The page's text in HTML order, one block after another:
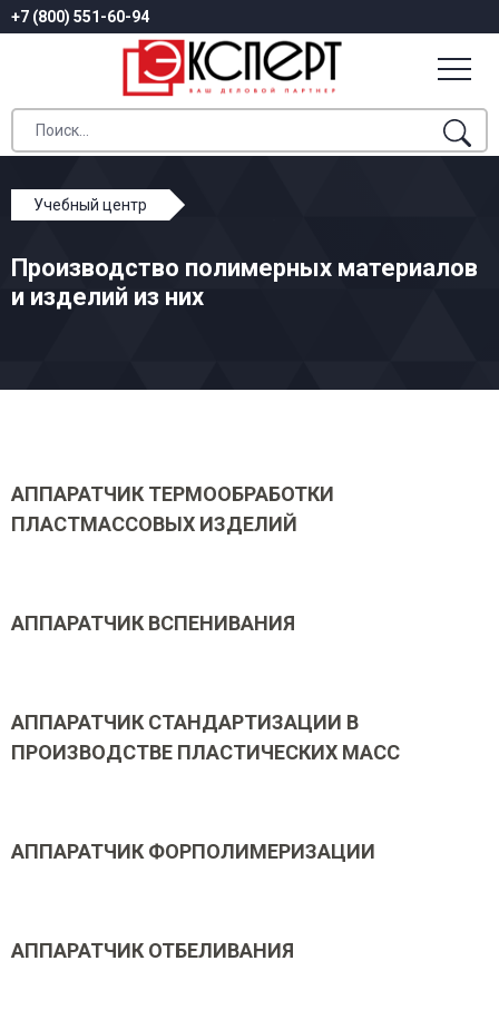
+7 (800) 551-60-94
Учебный центр
Производство полимерных материалов и изделий из
них
Производство полимерных материалов
и изделий из них
АППАРАТЧИК ТЕРМООБРАБОТКИ
ПЛАСТМАССОВЫХ ИЗДЕЛИЙ
АППАРАТЧИК ВСПЕНИВАНИЯ
АППАРАТЧИК СТАНДАРТИЗАЦИИ В
ПРОИЗВОДСТВЕ ПЛАСТИЧЕСКИХ МАСС
АППАРАТЧИК ФОРПОЛИМЕРИЗАЦИИ
АППАРАТЧИК ОТБЕЛИВАНИЯ